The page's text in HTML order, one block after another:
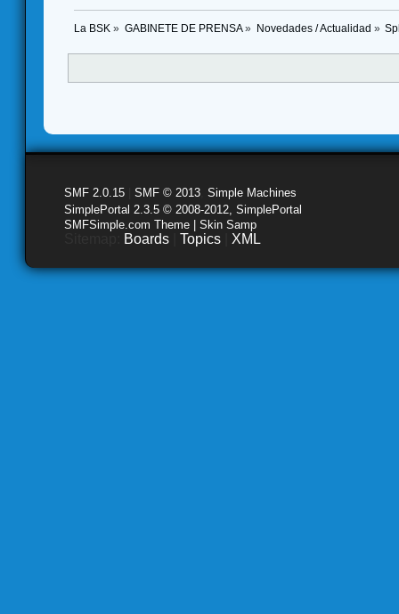
La BSK » GABINETE DE PRENSA» Novedades / Actualidad »
SMF 2.0.15 SMF © 2013 Simple Machines
SimplePortal 2.3.5 © 2008-2012, SimplePortal
SMFSimple.com Theme | Skin Samp
Boards Topics XML